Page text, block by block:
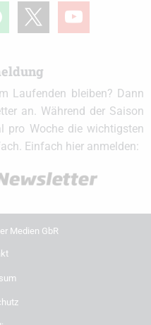
youtube
Laufenden bleiben? Dann
an. Während der Saison
pro Woche die wichtigsten
Einfach hier anmelden:
Medien GbR